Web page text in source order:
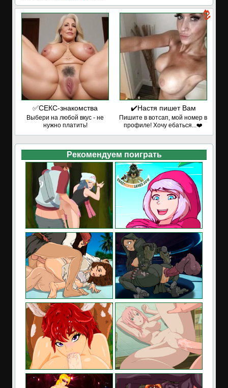
✅СЕКС-знакомства
Выбери на любой вкус - не
нужно платить!
✔️Настя пишет Вам
Пишите в вотсап, мой номер в
профиле! Хочу ебаться...❤️
Рекомендуем поиграть